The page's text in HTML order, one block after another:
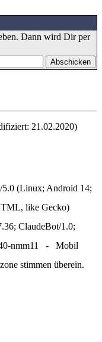
Dann wird Dir per
21.02.2020)
(Linux; Android 14;
like Gecko)
ClaudeBot/1.0;
nmm11 - Mobil
stimmen überein.